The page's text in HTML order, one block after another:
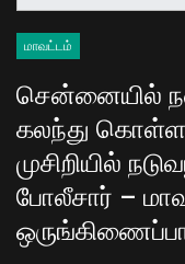
மாவட்டம்
சென்னையில்
கலந்து
முசிறியில்
போலீசார் –